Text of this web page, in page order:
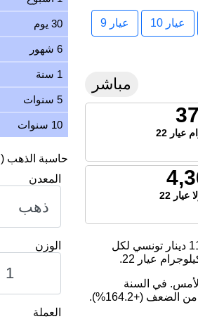
عيار 10 عيار 9
مباشر
عيار 22
22
دينار تونسي لكل
عيار 22.
لكل جرام عيار 22 (+2.11%) مقارنةً بالأمس. في السنة
الماضية, سعر الذهب ارتفع بمقدار 27.65%. على مدى 5 سنوات, سعر الذهب ارتفع بأكثر من الضعف (+164.2%).
30 يوم
6 شهور
1 سنة
5 سنوات
10 سنوات
حاسبة الذهب (TND)
المعدن
الوزن
العملة